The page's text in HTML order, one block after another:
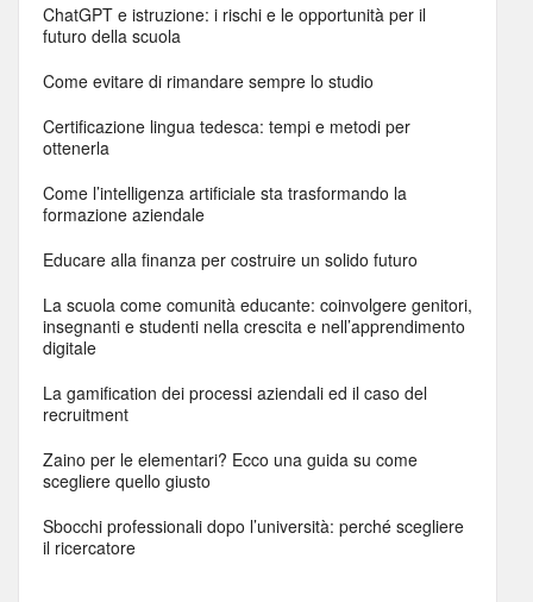
ChatGPT e istruzione: ​i rischi e le opportunità per il
futuro della scuola
Come evitare di rimandare sempre lo studio
Certificazione lingua tedesca: tempi e metodi per
ottenerla
Come l’intelligenza artificiale sta trasformando la
formazione aziendale
Educare alla finanza per costruire un solido futuro
La scuola come comunità educante: coinvolgere genitori,
insegnanti e studenti nella crescita e nell’apprendimento
digitale
La gamification dei processi aziendali ed il caso del
recruitment
Zaino per le elementari? Ecco una guida su come
scegliere quello giusto
Sbocchi professionali dopo l’università: perché scegliere
il ricercatore